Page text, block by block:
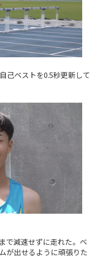
己ベストを0.5秒更新して
で減速せずに走れた。ベ
が出せるように頑張りた